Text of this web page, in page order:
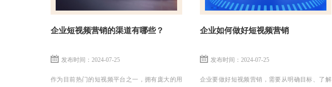
企业短视频营销的渠道有哪些？
发布时间：2024-07-25
作为目前热门的短视频平台之一，拥有庞大的用
企业如何做好短视频营销
发布时间：2024-07-25
企业要做好短视频营销，需要从明确目标、了解